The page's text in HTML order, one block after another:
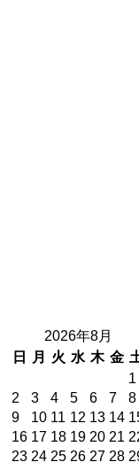
2026年8月
日
月 火 水 木 金
1
2
3 4 5 6 7
8
9
10 11 12 13 14
16 17 18 19 20 21
23 24 25 26 27 28